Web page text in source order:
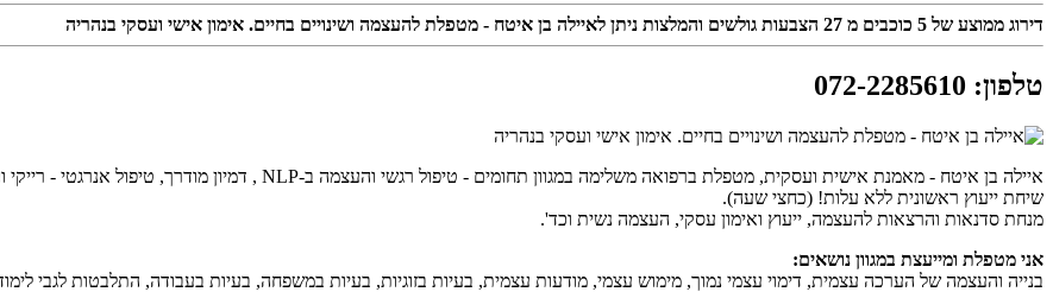
דירוג ממוצע של 5 כוכבים מ 27 הצבעות גולשים והמלצות ניתן לאיילה בן איטח - מטפלת להעצמה ושינויים בחיים. אימון אישי ועסקי בנהריה
טלפון:
072-2285610
איילה בן איטח - מאמנת אישית ועסקית, מטפלת ברפואה משלימה במגוון תחומים - טיפול רגשי והעצמה ב-NLP , דמיון מודרך, טיפול אנרגטי - רייקי ועוד.
שיחת ייעוץ ראשונית ללא עלות! (כחצי שעה).
מנחת סדנאות והרצאות להעצמה, ייעוץ ואימון עסקי, העצמה נשית וכד'.
אני מטפלת ומייעצת במגוון נושאים:
בנייה והעצמה של הערכה עצמית, דימוי עצמי נמוך, מימוש עצמי, מודעות עצמית, בעיות בזוגיות, בעיות במשפחה, בעיות בעבודה, התלבטות לגבי